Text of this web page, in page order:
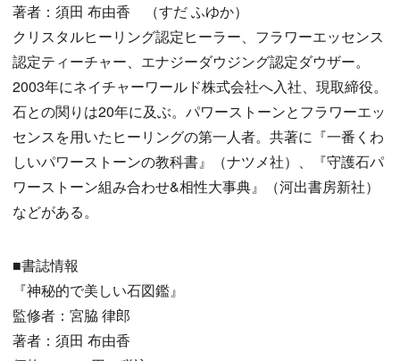
著者：須田 布由香 （すだ ふゆか）
クリスタルヒーリング認定ヒーラー、フラワーエッセンス
認定ティーチャー、エナジーダウジング認定ダウザー。
2003年にネイチャーワールド株式会社へ入社、現取締役。
石との関りは20年に及ぶ。パワーストーンとフラワーエッ
センスを用いたヒーリングの第一人者。共著に『一番くわ
しいパワーストーンの教科書』（ナツメ社）、『守護石パ
ワーストーン組み合わせ&相性大事典』（河出書房新社）
などがある。
■書誌情報
『神秘的で美しい石図鑑』
監修者：宮脇 律郎
著者：須田 布由香